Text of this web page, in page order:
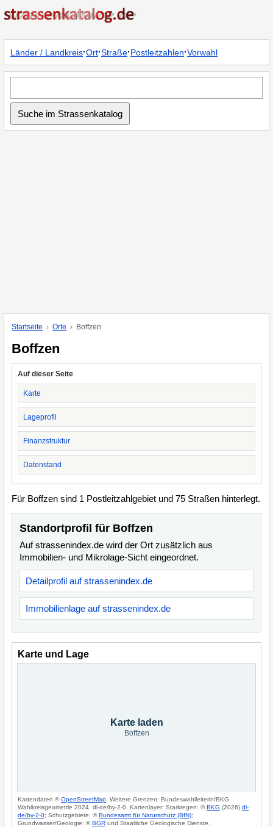
Länder / Landkreis·Ort·Straße·Postleitzahlen·Vorwahl
Startseite Orte Boffzen
Boffzen
Auf dieser Seite
Karte
Lageprofil
Finanzstruktur
Datenstand
Für Boffzen sind 1 Postleitzahlgebiet und 75 Straßen hinterlegt.
Standortprofil für Boffzen
Auf strassenindex.de wird der Ort zusätzlich aus
Immobilien- und Mikrolage-Sicht eingeordnet.
Detailprofil auf strassenindex.de
Immobilienlage auf strassenindex.de
Karte und Lage
Karte laden
Boffzen
Kartendaten ©OpenStreetMap . Weitere Grenzen: Bundeswahlleiterin/BKG
Wahlkreisgeometrie 2024, dl-de/by-2-0. Kartenlayer: Starkregen: ©BKG (2026) dl-
de/by-2-0; Schutzgebiete: ©Bundesamt für Naturschutz (BfN);
Grundwasser/Geologie: ©BGR und Staatliche Geologische Dienste.